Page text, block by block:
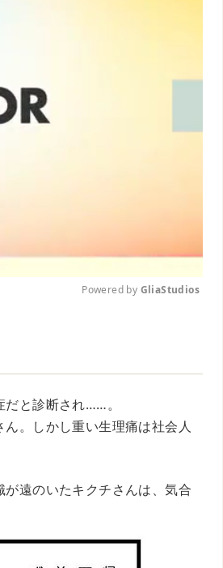
t
Powered by GliaStudios
と診断され……。
。しかし重い生理痛は社会人
遠のいたキクチさんは、気合